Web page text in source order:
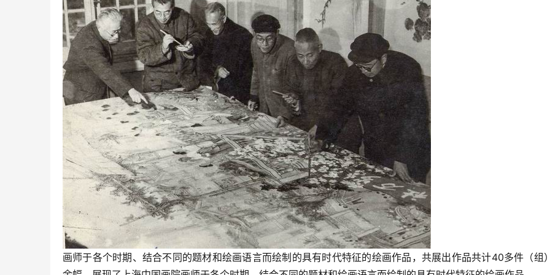
画师于各个时期、结合不同的题材和绘画语言而绘制的具有时代特征的绘画作品，共展出作品共计40多件（组